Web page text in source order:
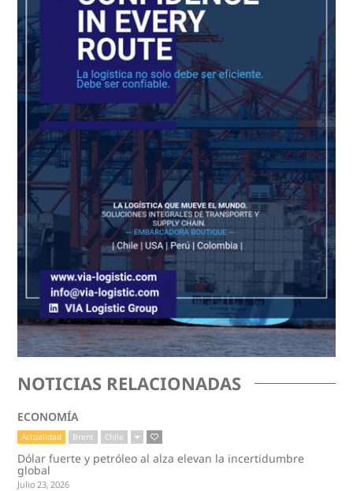
NOTICIAS RELACIONADAS
ECONOMÍA
Actualidad Brent Chile
Dólar fuerte y petróleo al alza elevan la incertidumbre
global
Julio 23, 2026